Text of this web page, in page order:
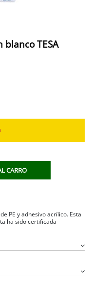
TESA
CARRO
PE y adhesivo acrílico. Esta
ha sido certificada